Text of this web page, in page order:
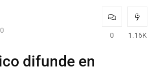
0 1.16K
difunde en